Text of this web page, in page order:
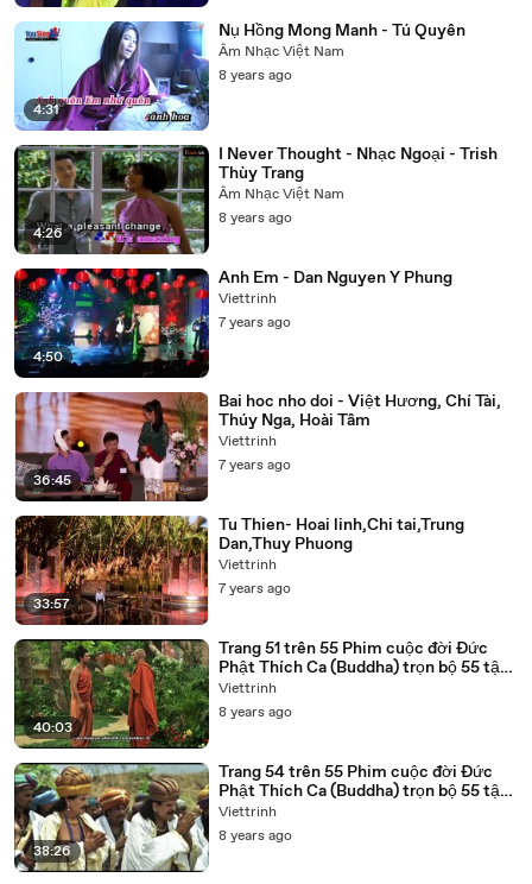
4:31
Nụ Hồng Mong Manh - Tú Quyên
Âm Nhạc Việt Nam
8 years ago
4:26
I Never Thought - Nhạc Ngoại - Trish
Thùy Trang
Âm Nhạc Việt Nam
8 years ago
4:50
Anh Em - Dan Nguyen Y Phung
Viettrinh
7 years ago
36:45
Bai hoc nho doi - Việt Hương, Chí Tài,
Thúy Nga, Hoài Tâm
Viettrinh
7 years ago
33:57
Tu Thien- Hoai linh,Chi tai,Trung
Dan,Thuy Phuong
Viettrinh
7 years ago
40:03
Trang 51 trên 55 Phim cuộc đời Đức
Phật Thích Ca (Buddha) trọn bộ 55 tập
lồng tiếng
Viettrinh
8 years ago
38:26
Trang 54 trên 55 Phim cuộc đời Đức
Phật Thích Ca (Buddha) trọn bộ 55 tập
lồng tiếng
Viettrinh
8 years ago